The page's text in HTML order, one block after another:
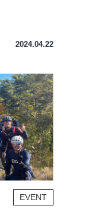
2024.04.22
EVENT